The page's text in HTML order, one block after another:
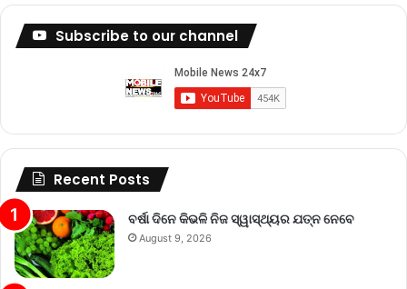
Subscribe to our channel
Recent Posts
ବର୍ଷା ଦିନେ କିଭଳି ନିଜ ସ୍ୱାସ୍ଥ୍ୟର ଯତ୍ନ ନେବେ
August 9, 2026